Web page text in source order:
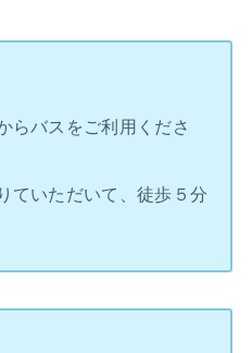
らバスをご利用くださ
ていただいて、徒歩５分